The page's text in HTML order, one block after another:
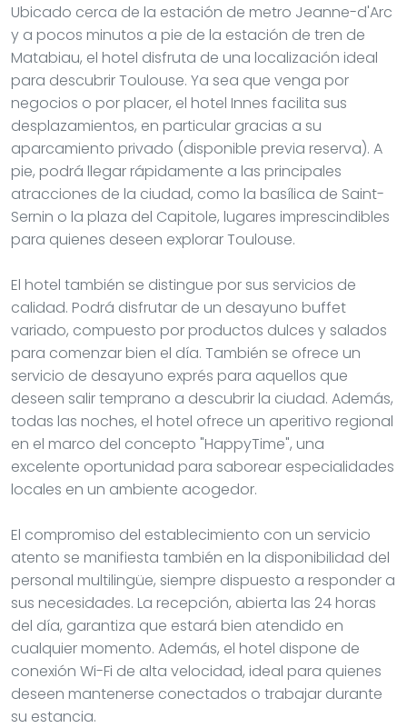
Ubicado cerca de la estación de metro Jeanne-d'Arc
y a pocos minutos a pie de la estación de tren de
Matabiau, el hotel disfruta de una localización ideal
para descubrir Toulouse. Ya sea que venga por
negocios o por placer, el hotel Innes facilita sus
desplazamientos, en particular gracias a su
aparcamiento privado (disponible previa reserva). A
pie, podrá llegar rápidamente a las principales
atracciones de la ciudad, como la basílica de Saint-
Sernin o la plaza del Capitole, lugares imprescindibles
para quienes deseen explorar Toulouse.
El hotel también se distingue por sus servicios de
calidad. Podrá disfrutar de un desayuno buffet
variado, compuesto por productos dulces y salados
para comenzar bien el día. También se ofrece un
servicio de desayuno exprés para aquellos que
deseen salir temprano a descubrir la ciudad. Además,
todas las noches, el hotel ofrece un aperitivo regional
en el marco del concepto "HappyTime", una
excelente oportunidad para saborear especialidades
locales en un ambiente acogedor.
El compromiso del establecimiento con un servicio
atento se manifiesta también en la disponibilidad del
personal multilingüe, siempre dispuesto a responder a
sus necesidades. La recepción, abierta las 24 horas
del día, garantiza que estará bien atendido en
cualquier momento. Además, el hotel dispone de
conexión Wi-Fi de alta velocidad, ideal para quienes
deseen mantenerse conectados o trabajar durante
su estancia.